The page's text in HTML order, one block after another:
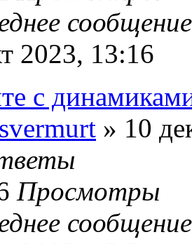
2023, 13:16
с
» 10
Просмотры